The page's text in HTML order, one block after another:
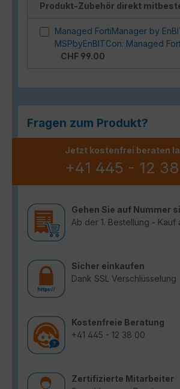
Produkt-Zubehör direkt
Managed FortiManager by
MSPbyEnBITCon: Managed
CHF 99.00
Fragen zum Produkt?
Jetzt kostenfrei beraten
+41 445 - 12
Gehen Sie auf Nummer
Ab der 1. Bestellung - Kauf
Sicher einkaufen
Dank SSL Verschlüsselung
Kostenfreie Beratung
+41 445 - 12 38 00
Zertifizierte Mitarbeiter